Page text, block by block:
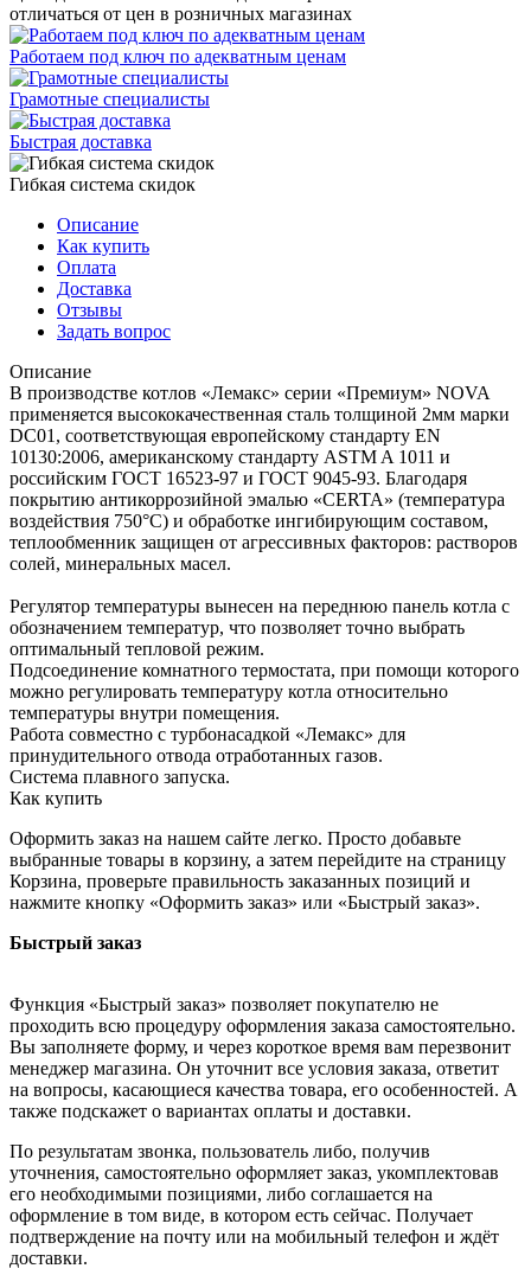
отличаться от цен в розничных магазинах
Работаем под ключ по адекватным ценам
Грамотные специалисты
Быстрая доставка
Гибкая система скидок
Описание
Как купить
Оплата
Доставка
Отзывы
Задать вопрос
Описание
В производстве котлов «Лемакс» серии «Премиум» NOVA
применяется высококачественная сталь толщиной 2мм марки
DC01, соответствующая европейскому стандарту EN
10130:2006, американскому стандарту ASTM A 1011 и
российским ГОСТ 16523-97 и ГОСТ 9045-93. Благодаря
покрытию антикоррозийной эмалью «CERTA» (температура
воздействия 750°С) и обработке ингибирующим составом,
теплообменник защищен от агрессивных факторов: растворов
солей, минеральных масел.
Регулятор температуры вынесен на переднюю панель котла с
обозначением температур, что позволяет точно выбрать
оптимальный тепловой режим.
Подсоединение комнатного термостата, при помощи которого
можно регулировать температуру котла относительно
температуры внутри помещения.
Работа совместно с турбонасадкой «Лемакс» для
принудительного отвода отработанных газов.
Система плавного запуска.
Как купить
Оформить заказ на нашем сайте легко. Просто добавьте
выбранные товары в корзину, а затем перейдите на страницу
Корзина, проверьте правильность заказанных позиций и
нажмите кнопку «Оформить заказ» или «Быстрый заказ».
Быстрый заказ
Функция «Быстрый заказ» позволяет покупателю не
проходить всю процедуру оформления заказа самостоятельно.
Вы заполняете форму, и через короткое время вам перезвонит
менеджер магазина. Он уточнит все условия заказа, ответит
на вопросы, касающиеся качества товара, его особенностей. А
также подскажет о вариантах оплаты и доставки.
По результатам звонка, пользователь либо, получив
уточнения, самостоятельно оформляет заказ, укомплектовав
его необходимыми позициями, либо соглашается на
оформление в том виде, в котором есть сейчас. Получает
подтверждение на почту или на мобильный телефон и ждёт
доставки.